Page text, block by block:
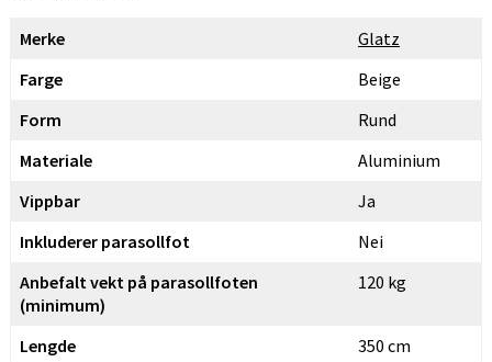
Merke
Glatz
Farge
Beige
Form
Rund
Materiale
Aluminium
Vippbar
Ja
Inkluderer parasollfot
Nei
Anbefalt vekt på parasollfoten
(minimum)
120 kg
Lengde
350 cm